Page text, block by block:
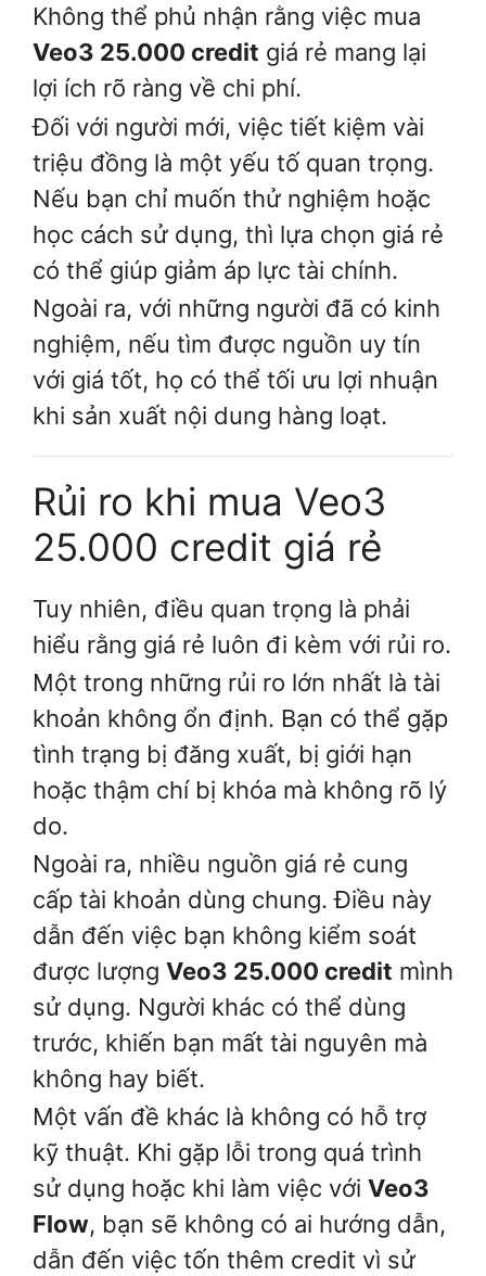
Không thể phủ nhận rằng việc mua
Veo3 25.000 credit giá rẻ mang lại
lợi ích rõ ràng về chi phí.
Đối với người mới, việc tiết kiệm vài
triệu đồng là một yếu tố quan trọng.
Nếu bạn chỉ muốn thử nghiệm hoặc
học cách sử dụng, thì lựa chọn giá rẻ
có thể giúp giảm áp lực tài chính.
Ngoài ra, với những người đã có kinh
nghiệm, nếu tìm được nguồn uy tín
với giá tốt, họ có thể tối ưu lợi nhuận
khi sản xuất nội dung hàng loạt.
Rủi ro khi mua Veo3
25.000 credit giá rẻ
Tuy nhiên, điều quan trọng là phải
hiểu rằng giá rẻ luôn đi kèm với rủi ro.
Một trong những rủi ro lớn nhất là tài
khoản không ổn định. Bạn có thể gặp
tình trạng bị đăng xuất, bị giới hạn
hoặc thậm chí bị khóa mà không rõ lý
do.
Ngoài ra, nhiều nguồn giá rẻ cung
cấp tài khoản dùng chung. Điều này
dẫn đến việc bạn không kiểm soát
được lượng Veo3 25.000 credit mình
sử dụng. Người khác có thể dùng
trước, khiến bạn mất tài nguyên mà
không hay biết.
Một vấn đề khác là không có hỗ trợ
kỹ thuật. Khi gặp lỗi trong quá trình
sử dụng hoặc khi làm việc với Veo3
Flow, bạn sẽ không có ai hướng dẫn,
dẫn đến việc tốn thêm credit vì sử